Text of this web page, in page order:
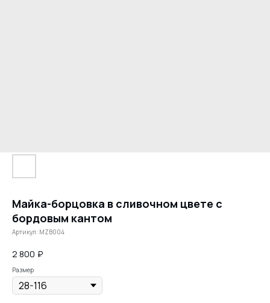
Майка-борцовка в сливочном цвете с
бордовым кантом
Артикул: MZB004
2 800 ₽
Размер